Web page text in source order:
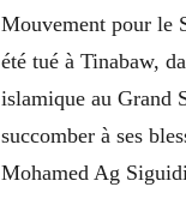
Mouvement pour le
été tué à Tinabaw,
islamique au Grand
succomber à ses
Mohamed Ag